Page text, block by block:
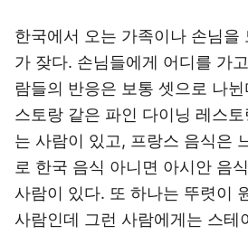
한국에서 오는 가족이나 손님을
가 잦다. 손님들에게 어디를 가
람들의 반응은 보통 셋으로 나
스토랑 같은 파인 다이닝 레스
는 사람이 있고, 프랑스 음식은
로 한국 음식 아니면 아시안 음
사람이 있다. 또 하나는 뚜렷이
사람인데 그런 사람에게는 스테